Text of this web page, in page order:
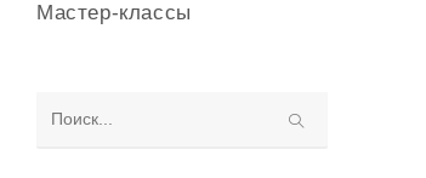
Мастер-классы